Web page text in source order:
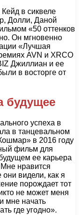
в сиквеле
Долли, Даной
«50 оттенков
Он мгновенно
«Лучшая
AVN и XRCO
Джиллиан и ее
в восторге от
будущее
успеха в
в танцевальном
в 2016 году
фильм для
ее карьера
Мне нравится
видели, как я
порождает тот
не может меня
мне начать
где угодно».